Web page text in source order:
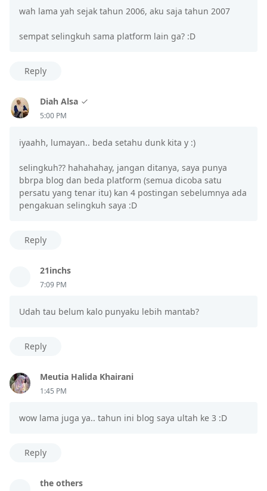
wah lama yah sejak tahun 2006, aku saja tahun 2007
sempat selingkuh sama platform lain ga? :D
Reply
Diah Alsa
5:00 PM
iyaahh, lumayan.. beda setahu dunk kita y :)
selingkuh?? hahahahay, jangan ditanya, saya punya
bbrpa blog dan beda platform (semua dicoba satu
persatu yang tenar itu) kan 4 postingan sebelumnya ada
pengakuan selingkuh saya :D
Reply
21inchs
7:09 PM
Udah tau belum kalo punyaku lebih mantab?
Reply
Meutia Halida Khairani
1:45 PM
wow lama juga ya.. tahun ini blog saya ultah ke 3 :D
Reply
the others